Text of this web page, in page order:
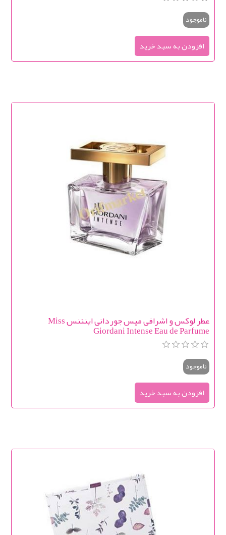
ناموجود
عطر لوکس و اشرافی میس جوردانی اینتنس Miss
Giordani Intense Eau de Parfume
ناموجود